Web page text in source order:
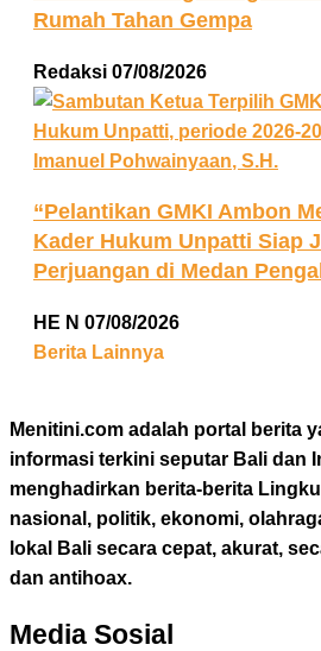
Rumah Tahan Gempa
Redaksi 07/08/2026
“Pelantikan GMKI Ambon
Kader Hukum Unpatti Siap
Perjuangan di Medan
HE N 07/08/2026
Berita Lainnya
Menitini.com adalah portal berita
informasi terkini seputar Bali dan
menghadirkan berita-berita
nasional, politik, ekonomi,
lokal Bali secara cepat, akurat,
dan antihoax.
Media Sosial